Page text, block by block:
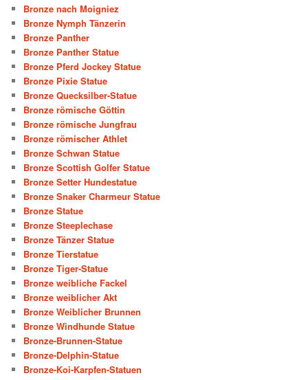
Bronze nach Moigniez
Bronze Nymph Tänzerin
Bronze Panther
Bronze Panther Statue
Bronze Pferd Jockey Statue
Bronze Pixie Statue
Bronze Quecksilber-Statue
Bronze römische Göttin
Bronze römische Jungfrau
Bronze römischer Athlet
Bronze Schwan Statue
Bronze Scottish Golfer Statue
Bronze Setter Hundestatue
Bronze Snaker Charmeur Statue
Bronze Statue
Bronze Steeplechase
Bronze Tänzer Statue
Bronze Tierstatue
Bronze Tiger-Statue
Bronze weibliche Fackel
Bronze weiblicher Akt
Bronze Weiblicher Brunnen
Bronze Windhunde Statue
Bronze-Brunnen-Statue
Bronze-Delphin-Statue
Bronze-Koi-Karpfen-Statuen